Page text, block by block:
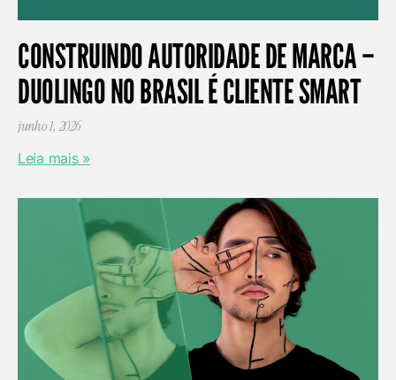
CONSTRUINDO AUTORIDADE DE MARCA –
DUOLINGO NO BRASIL É CLIENTE SMART
junho 1, 2026
Leia mais »